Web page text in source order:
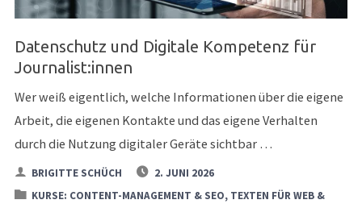
GOOGLE"
Datenschutz und Digitale Kompetenz für
Journalist:innen
Wer weiß eigentlich, welche Informationen über die eigene
Arbeit, die eigenen Kontakte und das eigene Verhalten
durch die Nutzung digitaler Geräte sichtbar …
BRIGITTE SCHÜCH
2. JUNI 2026
KURSE: CONTENT-MANAGEMENT & SEO, TEXTEN FÜR WEB &